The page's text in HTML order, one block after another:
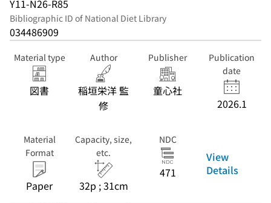
Y11-N26-R85
Bibliographic ID of National Diet Library
034486909
Material type
図書
Author
稲垣栄洋 監
修
Publisher
童心社
Publication
date
2026.1
Material
Format
Paper
Capacity, size,
etc.
32p ; 31cm
NDC
471
View
Details